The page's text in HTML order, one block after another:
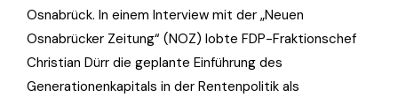
Osnabrück. In einem Interview mit der „Neuen
Osnabrücker Zeitung“ (NOZ) lobte FDP-Fraktionschef
Christian Dürr die geplante Einführung des
Generationenkapitals in der Rentenpolitik als